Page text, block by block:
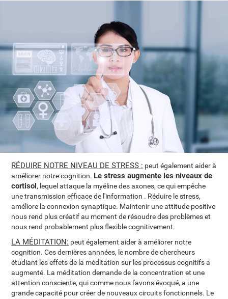
RÉDUIRE NOTRE NIVEAU DE STRESS : peut également aider à
améliorer notre cognition. Le stress augmente les niveaux de
cortisol, lequel attaque la myéline des axones, ce qui empêche
une transmission efficace de l'information . Réduire le stress,
améliore la connexion synaptique. Maintenir une attitude positive
nous rend plus créatif au moment de résoudre des problèmes et
nous rend probablement plus flexible cognitivement.
LA MÉDITATION: peut également aider à améliorer notre
cognition. Ces dernières annnées, le nombre de chercheurs
étudiant les effets de la méditation sur les processus cognitifs a
augmenté. La méditation demande de la concentration et une
attention consciente, qui comme nous l'avons évoqué, a une
grande capacité pour créer de nouveaux circuits fonctionnels. Le